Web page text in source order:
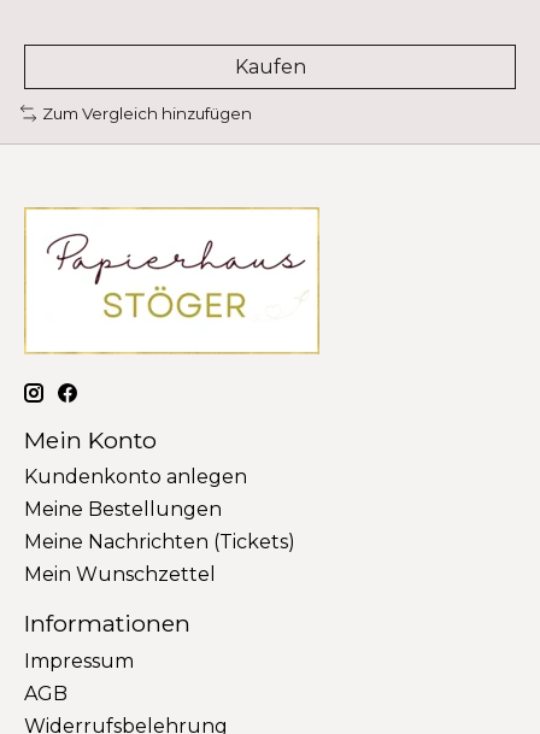
Kaufen
Zum Vergleich hinzufügen
Mein Konto
Kundenkonto anlegen
Meine Bestellungen
Meine Nachrichten (Tickets)
Mein Wunschzettel
Informationen
Impressum
AGB
Widerrufsbelehrung